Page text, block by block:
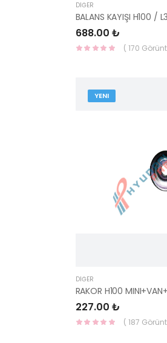
DIĞER
688.00 ₺
( 170
YENI
DIĞER
227.00 ₺
( 187